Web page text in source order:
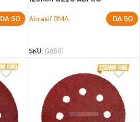
DA 50 Abrasif BMA DA 50
SKU: GA591